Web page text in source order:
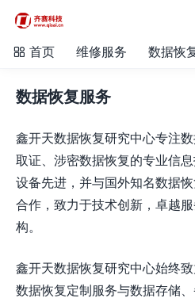
 首页 维修服务 数据恢
数据恢复服务
鑫开天数据恢复研究中心专注
取证、涉密数据恢复的专业信
设备先进，并与国外知名数据
合作，致力于技术创新，卓越
构。
鑫开天数据恢复研究中心始终致
数据恢复定制服务与数据存储